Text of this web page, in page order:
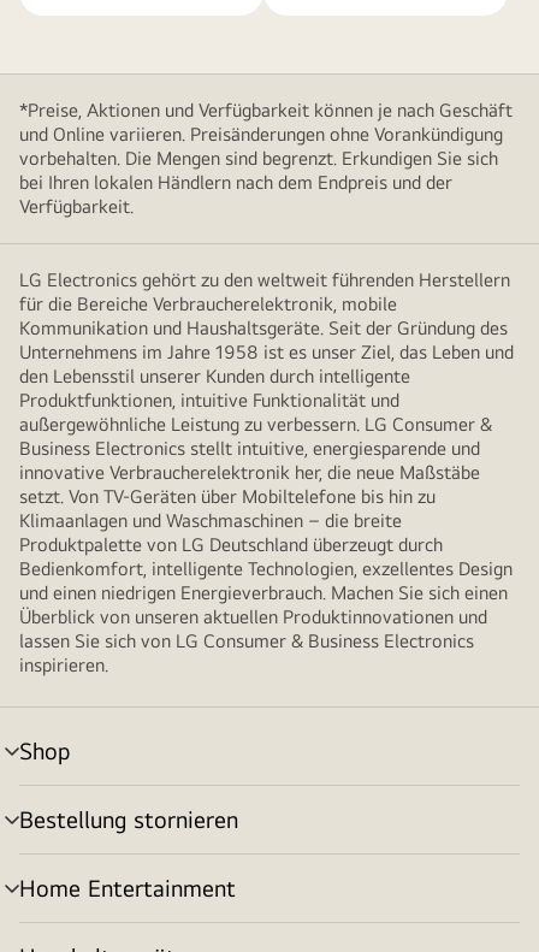
*Preise, Aktionen und Verfügbarkeit können je nach Geschäft
und Online variieren. Preisänderungen ohne Vorankündigung
vorbehalten. Die Mengen sind begrenzt. Erkundigen Sie sich
bei Ihren lokalen Händlern nach dem Endpreis und der
Verfügbarkeit.
LG Electronics gehört zu den weltweit führenden Herstellern
für die Bereiche Verbraucherelektronik, mobile
Kommunikation und Haushaltsgeräte. Seit der Gründung des
Unternehmens im Jahre 1958 ist es unser Ziel, das Leben und
den Lebensstil unserer Kunden durch intelligente
Produktfunktionen, intuitive Funktionalität und
außergewöhnliche Leistung zu verbessern. LG Consumer &
Business Electronics stellt intuitive, energiesparende und
innovative Verbraucherelektronik her, die neue Maßstäbe
setzt. Von TV-Geräten über Mobiltelefone bis hin zu
Klimaanlagen und Waschmaschinen – die breite
Produktpalette von LG Deutschland überzeugt durch
Bedienkomfort, intelligente Technologien, exzellentes Design
und einen niedrigen Energieverbrauch. Machen Sie sich einen
Überblick von unseren aktuellen Produktinnovationen und
lassen Sie sich von LG Consumer & Business Electronics
inspirieren.
Shop
Menü
umschalten
Bestellung stornieren
Menü
umschalten
Home Entertainment
Menü
umschalten